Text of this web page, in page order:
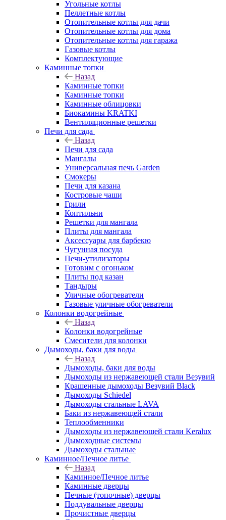
Угольные котлы
Пеллетные котлы
Отопительные котлы для дачи
Отопительные котлы для дома
Отопительные котлы для гаража
Газовые котлы
Комплектующие
Каминные топки
Назад
Каминные топки
Каминные топки
Каминные облицовки
Биокамины KRATKI
Вентиляционные решетки
Печи для сада
Назад
Печи для сада
Мангалы
Универсальная печь Garden
Смокеры
Печи для казана
Костровые чаши
Грили
Коптильни
Решетки для мангала
Плиты для мангала
Аксессуары для барбекю
Чугунная посуда
Печи-утилизаторы
Готовим с огоньком
Плиты под казан
Тандыры
Уличные обогреватели
Газовые уличные обогреватели
Колонки водогрейные
Назад
Колонки водогрейные
Смесители для колонки
Дымоходы, баки для воды
Назад
Дымоходы, баки для воды
Дымоходы из нержавеющей стали Везувий
Крашенные дымоходы Везувий Black
Дымоходы Schiedel
Дымоходы стальные LAVA
Баки из нержавеющей стали
Теплообменники
Дымоходы из нержавеющей стали Keralux
Дымоходные системы
Дымоходы стальные
Каминное/Печное литье
Назад
Каминное/Печное литье
Каминные дверцы
Печные (топочные) дверцы
Поддувальные дверцы
Прочистные дверцы